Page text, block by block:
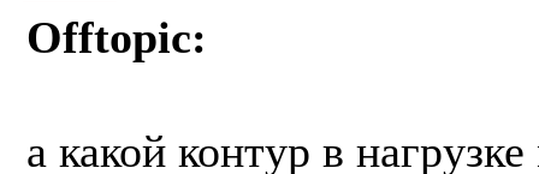
Offtopic:
а какой контур в